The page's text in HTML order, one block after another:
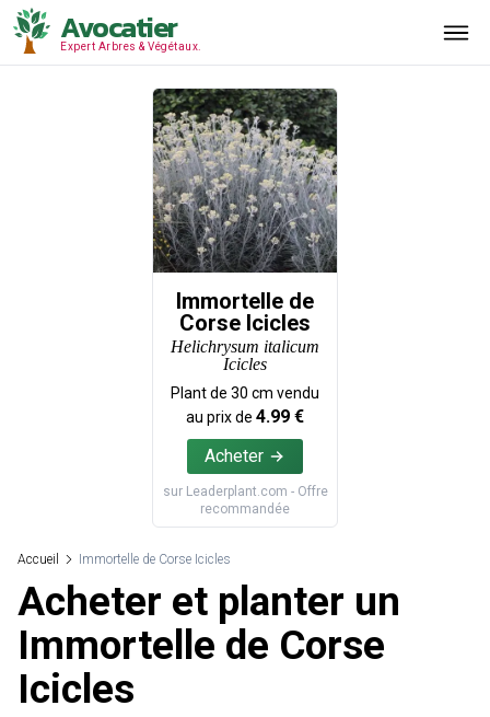
Avocatier
Expert Arbres & Végétaux.
Immortelle de
Corse Icicles
Helichrysum italicum
Icicles
Plant de 30 cm vendu
au prix de 4.99 €
Acheter
sur Leaderplant.com - Offre
recommandée
Accueil Immortelle de Corse Icicles
Acheter et planter un
Immortelle de Corse
Icicles